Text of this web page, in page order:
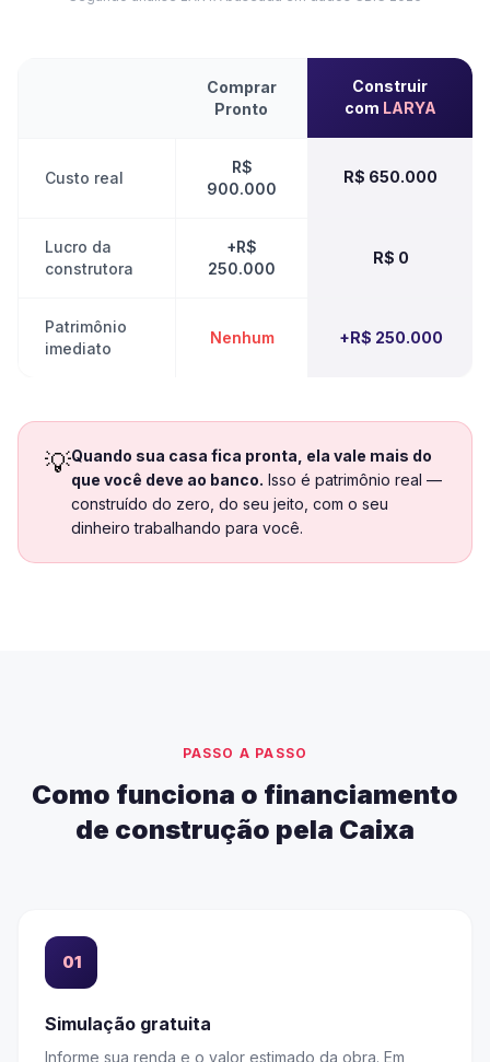
Comprar
Pronto
Construir
com LARYA
Custo real
R$
900.000
R$ 650.000
Lucro da
construtora
+R$
250.000
R$ 0
Patrimônio
imediato
Nenhum +R$ 250.000
💡Quando sua casa fica pronta, ela vale mais do
que você deve ao banco. Isso é patrimônio real —
construído do zero, do seu jeito, com o seu
dinheiro trabalhando para você.
PASSO A PASSO
Como funciona o financiamento
de construção pela Caixa
01
Simulação gratuita
Informe sua renda e o valor estimado da obra. Em